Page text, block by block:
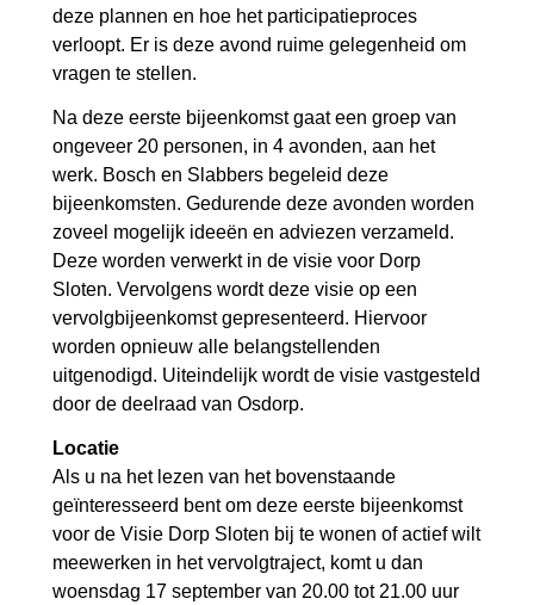
deze plannen en hoe het participatieproces
verloopt. Er is deze avond ruime gelegenheid om
vragen te stellen.
Na deze eerste bijeenkomst gaat een groep van
ongeveer 20 personen, in 4 avonden, aan het
werk. Bosch en Slabbers begeleid deze
bijeenkomsten. Gedurende deze avonden worden
zoveel mogelijk ideeën en adviezen verzameld.
Deze worden verwerkt in de visie voor Dorp
Sloten. Vervolgens wordt deze visie op een
vervolgbijeenkomst gepresenteerd. Hiervoor
worden opnieuw alle belangstellenden
uitgenodigd. Uiteindelijk wordt de visie vastgesteld
door de deelraad van Osdorp.
Locatie
Als u na het lezen van het bovenstaande
geïnteresseerd bent om deze eerste bijeenkomst
voor de Visie Dorp Sloten bij te wonen of actief wilt
meewerken in het vervolgtraject, komt u dan
woensdag 17 september van 20.00 tot 21.00 uur